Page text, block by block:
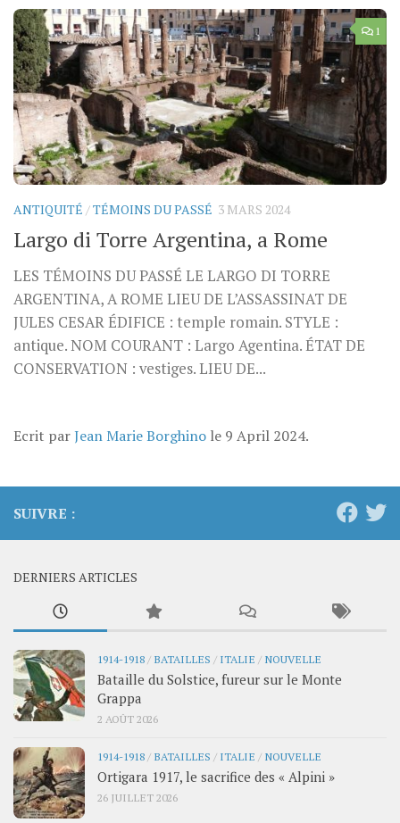
1
ANTIQUITÉ /TÉMOINS DU PASSÉ 3 MARS 2024
Largo di Torre Argentina, a Rome
LES TÉMOINS DU PASSÉ LE LARGO DI TORRE
ARGENTINA, A ROME LIEU DE L’ASSASSINAT DE
JULES CESAR ÉDIFICE : temple romain. STYLE :
antique. NOM COURANT : Largo Agentina. ÉTAT DE
CONSERVATION : vestiges. LIEU DE...
Ecrit parJean Marie Borghino le 9 April 2024.
SUIVRE :
DERNIERS ARTICLES
1914-1918 / BATAILLES / ITALIE / NOUVELLE
Bataille du Solstice, fureur sur le Monte
Grappa
2 AOÛT 2026
1914-1918 / BATAILLES / ITALIE / NOUVELLE
Ortigara 1917, le sacrifice des « Alpini »
26 JUILLET 2026